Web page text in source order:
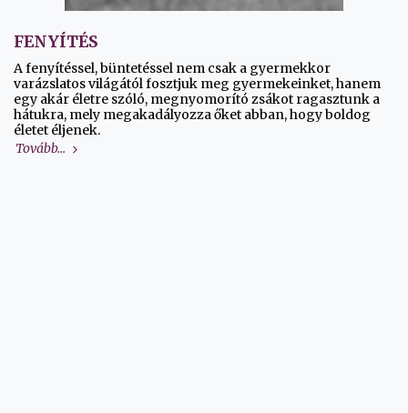
FENYÍTÉS
A fenyítéssel, büntetéssel nem csak a gyermekkor
varázslatos világától fosztjuk meg gyermekeinket, hanem
egy akár életre szóló, megnyomorító zsákot ragasztunk a
hátukra, mely megakadályozza őket abban, hogy boldog
életet éljenek.
Tovább...